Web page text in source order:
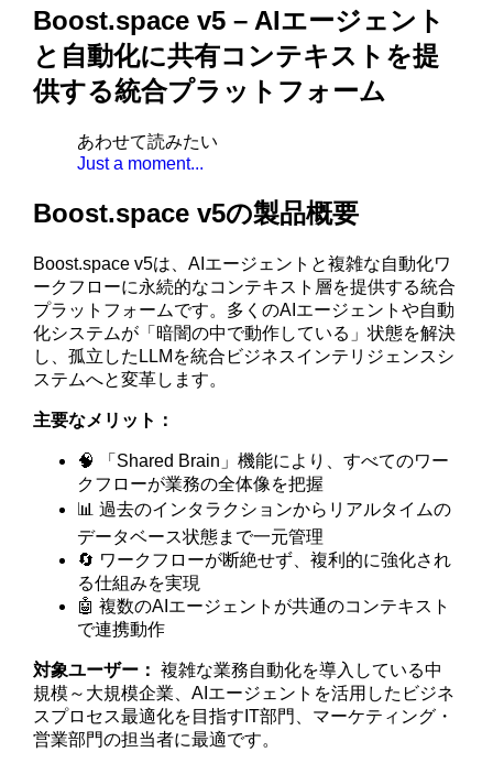
Boost.space v5 – AIエージェント
と自動化に共有コンテキストを提
供する統合プラットフォーム
あわせて読みたい
Just a moment...
Boost.space v5の製品概要
Boost.space v5は、AIエージェントと複雑な自動化ワ
ークフローに永続的なコンテキスト層を提供する統合
プラットフォームです。多くのAIエージェントや自動
化システムが「暗闇の中で動作している」状態を解決
し、孤立したLLMを統合ビジネスインテリジェンスシ
ステムへと変革します。
主要なメリット：
🧠 「Shared Brain」機能により、すべてのワー
クフローが業務の全体像を把握
📊 過去のインタラクションからリアルタイムの
データベース状態まで一元管理
🔄 ワークフローが断絶せず、複利的に強化され
る仕組みを実現
🤖 複数のAIエージェントが共通のコンテキスト
で連携動作
対象ユーザー： 複雑な業務自動化を導入している中
規模～大規模企業、AIエージェントを活用したビジネ
スプロセス最適化を目指すIT部門、マーケティング・
営業部門の担当者に最適です。